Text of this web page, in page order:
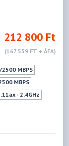
212 800 Ft
(167 559 FT + ÁFA)
MBPS
MBPS
- 2.4GHz